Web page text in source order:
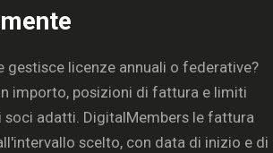
gestisce licenze annuali o federative?
importo, posizioni di fattura e limiti
soci adatti. DigitalMembers le fattura
scelto, con data di inizio e di